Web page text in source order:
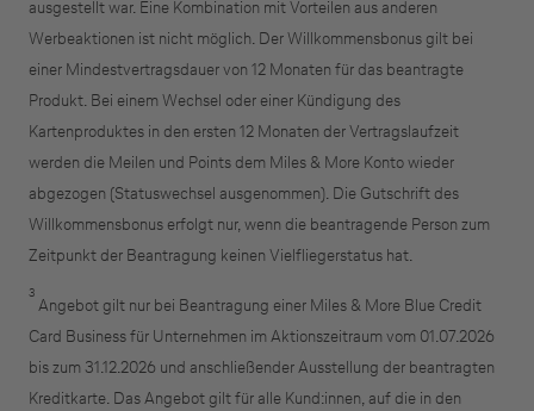
ausgestellt war. Eine Kombination mit Vorteilen aus anderen
Werbeaktionen ist nicht möglich. Der Willkommensbonus gilt bei
einer Mindestvertragsdauer von 12 Monaten für das beantragte
Produkt. Bei einem Wechsel oder einer Kündigung des
Kartenproduktes in den ersten 12 Monaten der Vertragslaufzeit
werden die Meilen und Points dem Miles & More Konto wieder
abgezogen (Statuswechsel ausgenommen). Die Gutschrift des
Willkommensbonus erfolgt nur, wenn die beantragende Person zum
Zeitpunkt der Beantragung keinen Vielfliegerstatus hat.
3
Angebot gilt nur bei Beantragung einer Miles & More Blue Credit
Card Business für Unternehmen im Aktionszeitraum vom 01.07.2026
bis zum 31.12.2026 und anschließender Ausstellung der beantragten
Kreditkarte. Das Angebot gilt für alle Kund:innen, auf die in den
Geschäftliche Nutzung
Selbstständige
(z.B. Gewerbetreibender, Handwerker,
Freiberufler)
Unternehmen
(z.B. e.K., Personengesellschaft (inkl. GbR),
GmbH)